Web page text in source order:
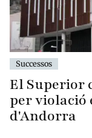
Successos
El Superior
per violació
d'Andorra